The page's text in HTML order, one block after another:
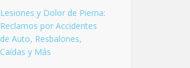
Lesiones y Dolor de Pierna:
Reclamos por Accidentes
de Auto, Resbalones,
Caídas y Más